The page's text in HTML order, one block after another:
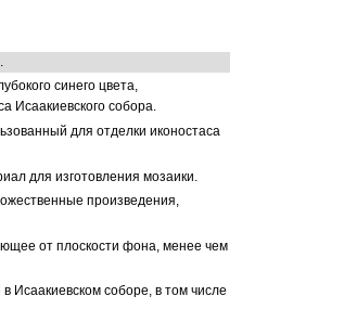
синего цвета,
Исаакиевского собора.
для отделки иконостаса
для изготовления мозаики.
произведения,
от плоскости фона, менее чем
Исаакиевском соборе, в том числе